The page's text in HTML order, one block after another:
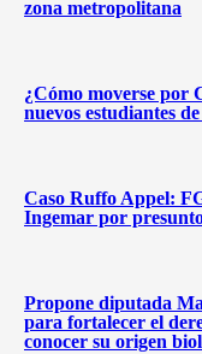
zona metropolitana
¿Cómo moverse por
nuevos estudiantes
Caso Ruffo Appel:
Ingemar por
Propone diputada
para fortalecer el
conocer su origen